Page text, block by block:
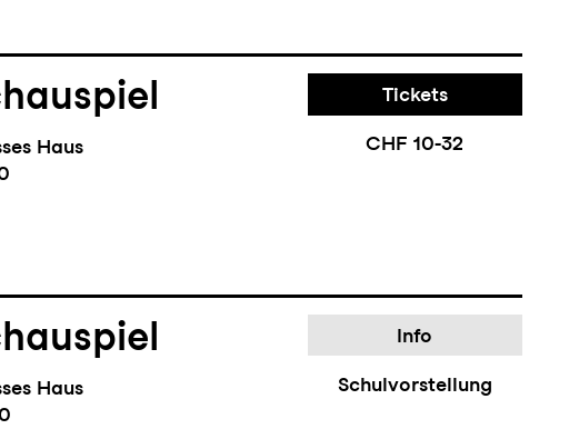
Haus
Tickets
CHF 10-32
Haus
Info
Schulvorstellung